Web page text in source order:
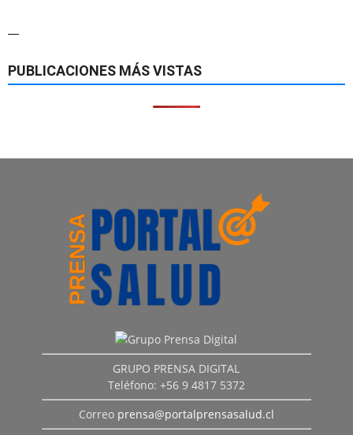
—
PUBLICACIONES MÁS VISTAS
GRUPO PRENSA DIGITAL
Teléfono: +56 9 4817 5372
Correo prensa@portalprensasalud.cl